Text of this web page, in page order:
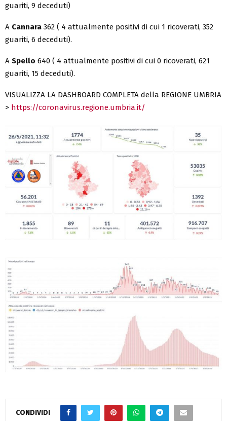
guariti, 9 deceduti)
A Cannara 362 ( 4 attualmente positivi di cui 1 ricoverati, 352
guariti, 6 deceduti).
A Spello 640 ( 4 attualmente positivi di cui 0 ricoverati, 621
guariti, 15 deceduti).
VISUALIZZA LA DASHBOARD COMPLETA della REGIONE UMBRIA
> https://coronavirus.regione.umbria.it/
CONDIVIDI